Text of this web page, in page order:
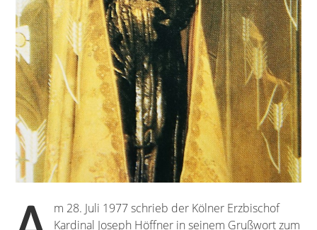
m 28. Juli 1977 schrieb der Kölner Erzbischof
Kardinal Joseph Höffner in seinem Grußwort zum